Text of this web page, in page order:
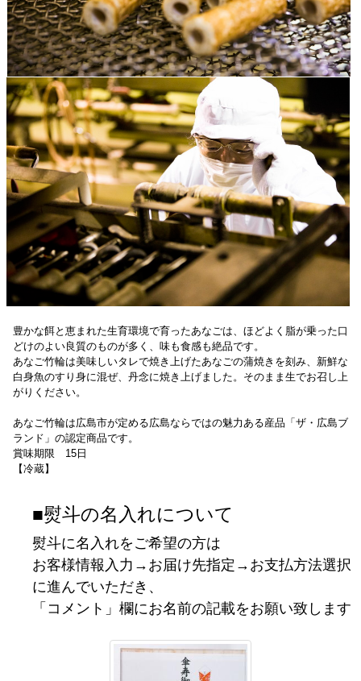
豊かな餌と恵まれた生育環境で育ったあなごは、ほどよく脂が乗った口
どけのよい良質のものが多く、味も食感も絶品です。
あなご竹輪は美味しいタレで焼き上げたあなごの蒲焼きを刻み、新鮮な
白身魚のすり身に混ぜ、丹念に焼き上げました。そのまま生でお召し上
がりください。
あなご竹輪は広島市が定める広島ならではの魅力ある産品「ザ・広島ブ
ランド」の認定商品です。
賞味期限 15日
【冷蔵】
■熨斗の名入れについて
熨斗に名入れをご希望の方は
お客様情報入力→お届け先指定→お支払方法選択
に進んでいただき、
「コメント」欄にお名前の記載をお願い致します